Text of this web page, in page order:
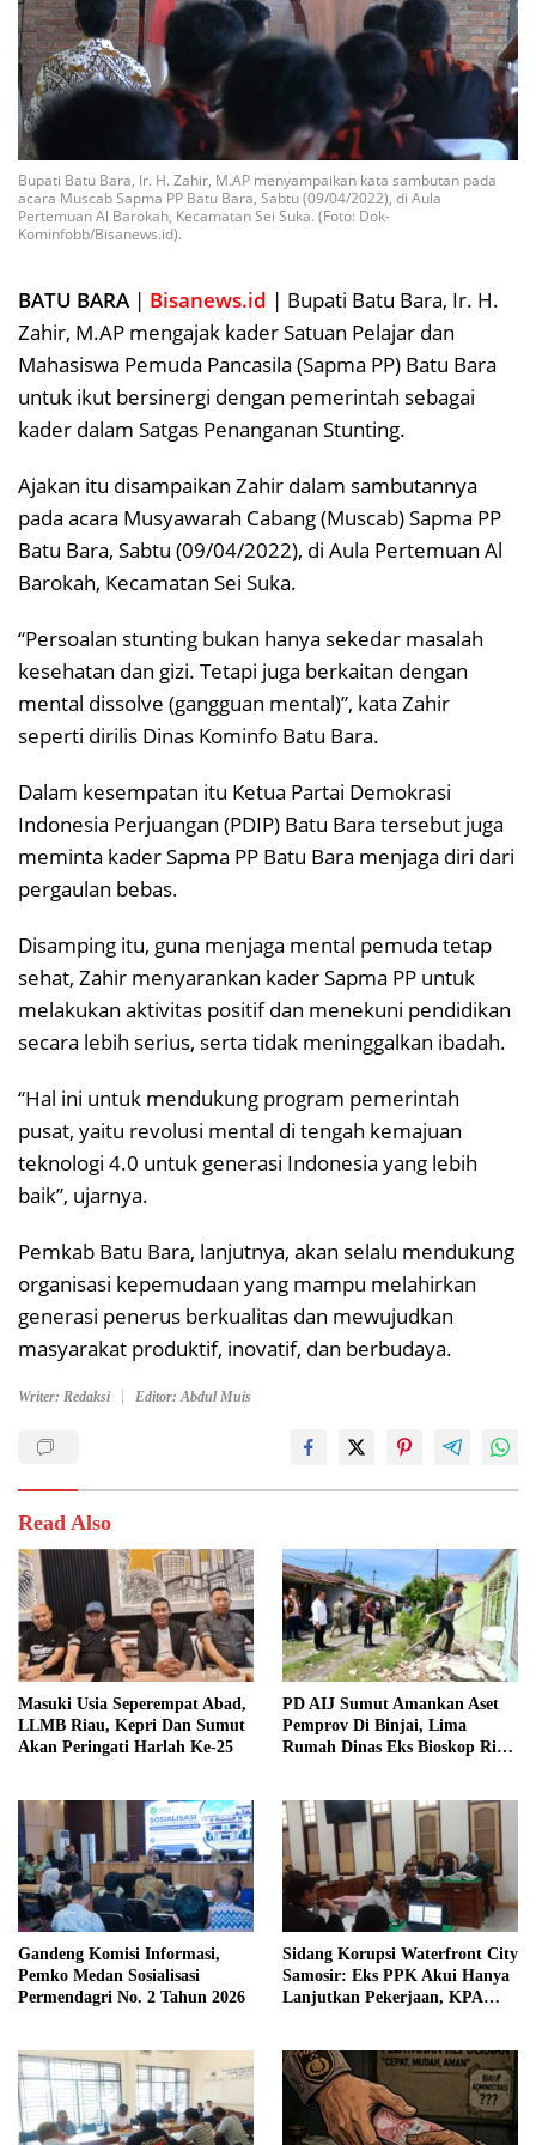
Bupati Batu Bara, Ir. H. Zahir, M.AP menyampaikan kata sambutan pada
acara Muscab Sapma PP Batu Bara, Sabtu (09/04/2022), di Aula
Pertemuan Al Barokah, Kecamatan Sei Suka. (Foto: Dok-
Kominfobb/Bisanews.id).
BATU BARA | Bisanews.id | Bupati Batu Bara, Ir. H.
Zahir, M.AP mengajak kader Satuan Pelajar dan
Mahasiswa Pemuda Pancasila (Sapma PP) Batu Bara
untuk ikut bersinergi dengan pemerintah sebagai
kader dalam Satgas Penanganan Stunting.
Ajakan itu disampaikan Zahir dalam sambutannya
pada acara Musyawarah Cabang (Muscab) Sapma PP
Batu Bara, Sabtu (09/04/2022), di Aula Pertemuan Al
Barokah, Kecamatan Sei Suka.
“Persoalan stunting bukan hanya sekedar masalah
kesehatan dan gizi. Tetapi juga berkaitan dengan
mental dissolve (gangguan mental)”, kata Zahir
seperti dirilis Dinas Kominfo Batu Bara.
Dalam kesempatan itu Ketua Partai Demokrasi
Indonesia Perjuangan (PDIP) Batu Bara tersebut juga
meminta kader Sapma PP Batu Bara menjaga diri dari
pergaulan bebas.
Disamping itu, guna menjaga mental pemuda tetap
sehat, Zahir menyarankan kader Sapma PP untuk
melakukan aktivitas positif dan menekuni pendidikan
secara lebih serius, serta tidak meninggalkan ibadah.
“Hal ini untuk mendukung program pemerintah
pusat, yaitu revolusi mental di tengah kemajuan
teknologi 4.0 untuk generasi Indonesia yang lebih
baik”, ujarnya.
Pemkab Batu Bara, lanjutnya, akan selalu mendukung
organisasi kepemudaan yang mampu melahirkan
generasi penerus berkualitas dan mewujudkan
masyarakat produktif, inovatif, dan berbudaya.
Writer: Redaksi Editor: Abdul Muis
Read Also
Masuki Usia Seperempat Abad,
LLMB Riau, Kepri Dan Sumut
Akan Peringati Harlah Ke-25
PD AIJ Sumut Amankan Aset
Pemprov Di Binjai, Lima
Rumah Dinas Eks Bioskop Ria
Gandeng Komisi Informasi,
Pemko Medan Sosialisasi
Permendagri No. 2 Tahun 2026
Sidang Korupsi Waterfront City
Samosir: Eks PPK Akui Hanya
Lanjutkan Pekerjaan, KPA